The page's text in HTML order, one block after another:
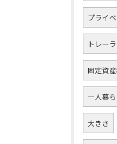
プライ
トレー
固定資
一人暮
大きさ